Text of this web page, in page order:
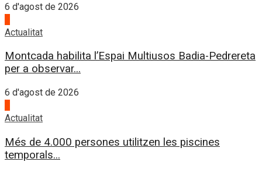
6 d'agost de 2026
Actualitat
Montcada habilita l’Espai Multiusos Badia-Pedrereta
per a observar...
6 d'agost de 2026
Actualitat
Més de 4.000 persones utilitzen les piscines
temporals...